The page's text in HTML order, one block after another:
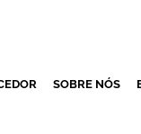
SOBRE NÓS